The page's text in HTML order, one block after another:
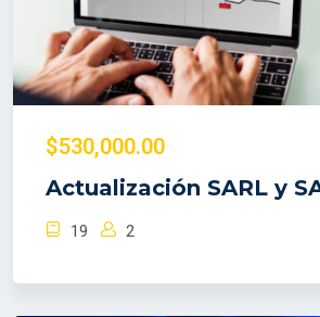
$530,000.00
Actualización SARL y
19 2